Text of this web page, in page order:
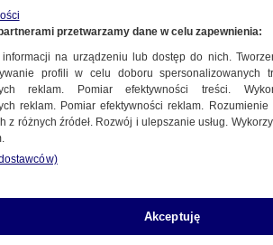
przetwarzamy dane w celu zapewnienia:
informacji na urządzeniu lub dostęp do nich.
profili w celu doboru spersonalizowanych
reklam. Pomiar efektywności treści.
reklam. Pomiar efektywności reklam.
z różnych źródeł. Rozwój i ulepszanie usług.
Akceptuję